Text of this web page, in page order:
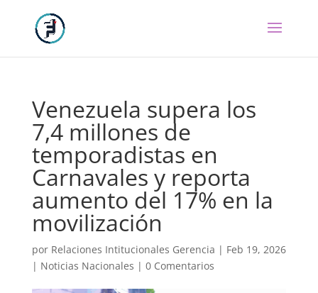
Venezuela supera los
7,4 millones de
temporadistas en
Carnavales y reporta
aumento del 17% en la
movilización
por Relaciones Intitucionales Gerencia | Feb 19, 2026
| Noticias Nacionales | 0 Comentarios